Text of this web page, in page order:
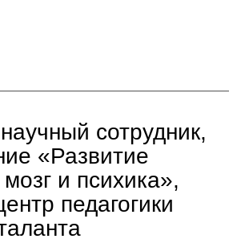
сотрудник,
«Развитие
и психика»,
педагогики